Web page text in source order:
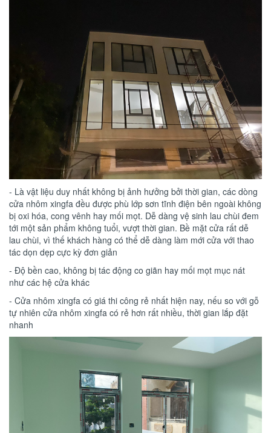
- Là vật liệu duy nhất không bị ảnh hưởng bởi thời gian, các dòng
cửa nhôm xingfa đều được phù lớp sơn tĩnh điện bên ngoài không
bị oxi hóa, cong vênh hay mối mọt. Dễ dàng vệ sinh lau chùi đem
tới một sản phẩm không tuổi, vượt thời gian. Bề mặt cửa rất dễ
lau chùi, vì thế khách hàng có thể dễ dàng làm mới cửa với thao
tác dọn dẹp cực kỳ đơn giản
- Độ bền cao, không bị tác động co giãn hay mối mọt mục nát
như các hệ cửa khác
- Cửa nhôm xingfa có giá thi công rẻ nhất hiện nay, nếu so với gỗ
tự nhiên cửa nhôm xingfa có rẻ hơn rất nhiều, thời gian lắp đặt
nhanh